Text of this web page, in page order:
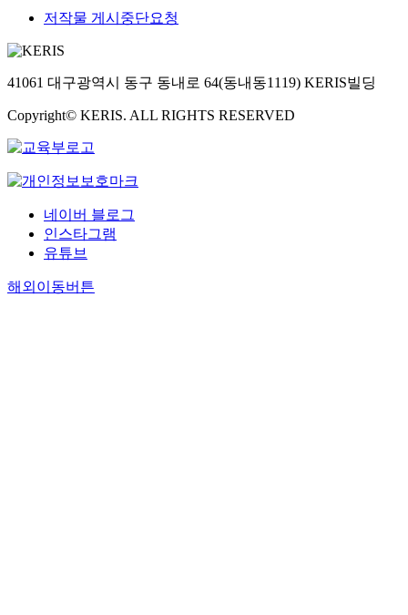
저작물 게시중단요청
41061 대구광역시 동구 동내로 64(동내동1119) KERIS빌딩
Copyright© KERIS. ALL RIGHTS RESERVED
네이버 블로그
인스타그램
유튜브
해외이동버튼